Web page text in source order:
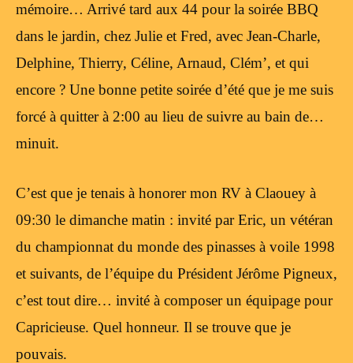
mémoire… Arrivé tard aux 44 pour la soirée BBQ
dans le jardin, chez Julie et Fred, avec Jean-Charle,
Delphine, Thierry, Céline, Arnaud, Clém’, et qui
encore ? Une bonne petite soirée d’été que je me suis
forcé à quitter à 2:00 au lieu de suivre au bain de…
minuit.
C’est que je tenais à honorer mon RV à Claouey à
09:30 le dimanche matin : invité par Eric, un vétéran
du championnat du monde des pinasses à voile 1998
et suivants, de l’équipe du Président Jérôme Pigneux,
c’est tout dire… invité à composer un équipage pour
Capricieuse. Quel honneur. Il se trouve que je
pouvais.